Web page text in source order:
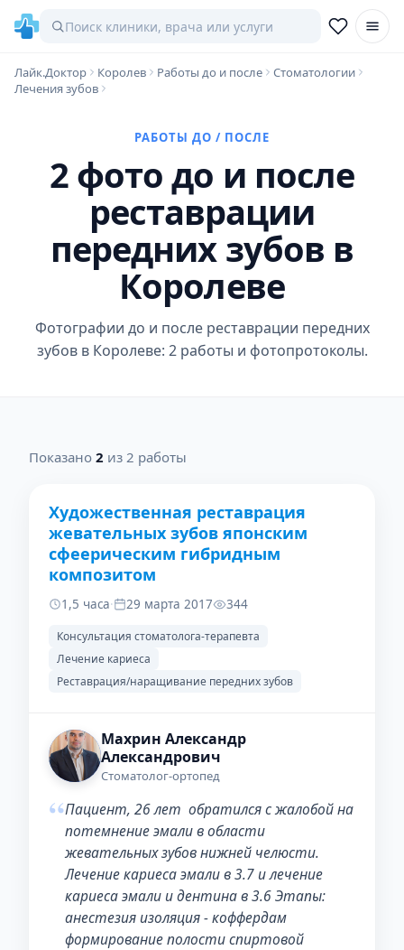
Лайк.Доктор Королев Работы до и после
Стоматологии
Лечения зубов
РАБОТЫ ДО / ПОСЛЕ
2 фото до и после
реставрации
передних зубов в
Королеве
Фотографии до и после реставрации передних
зубов в Королеве: 2 работы и фотопротоколы.
Показано 2 из 2 работы
ДО
Художественная реставрация
жевательных зубов японским
сфеерическим гибридным
композитом
1,5 часа· 29 марта 2017 344
Консультация стоматолога-терапевта
Лечение кариеса
Реставрация/наращивание передних зубов
Махрин Александр
Александрович
Стоматолог-ортопед
“Пациент, 26 лет обратился с жалобой на
потемнение эмали в области
жевательных зубов нижней челюсти.
Лечение кариеса эмали в 3.7 и лечение
кариеса эмали и дентина в 3.6 Этапы:
анестезия изоляция - коффердам
формирование полости спиртовой